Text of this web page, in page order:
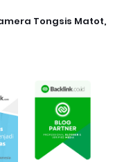
Tongsis Matot,